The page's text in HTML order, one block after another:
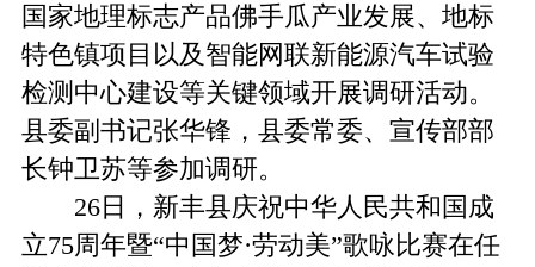
国家地理标志产品佛手瓜产业发展、地标
特色镇项目以及智能网联新能源汽车试验
检测中心建设等关键领域开展调研活动。
县委副书记张华锋，县委常委、宣传部部
长钟卫苏等参加调研。
26日，新丰县庆祝中华人民共和国成
立75周年暨“中国梦·劳动美”歌咏比赛在任